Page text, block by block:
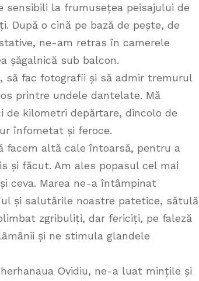
la frumusețea peisajului de
După o cină pe bază de pește, de
ne-am retras în camerele
șăgalnică sub balcon.
fac fotografii și să admir tremurul
printre undele dantelate. Mă
de kilometri depărtare, dincolo de
înfometat și feroce.
facem altă cale întoarsă, pentru a
și făcut. Am ales popasul cel mai
ceva. Marea ne-a întâmpinat
și salutările noastre patetice, sătulă
zgribuliți, dar fericiți, pe faleză
și ne stimula glandele
Ovidiu, ne-a luat mințile și